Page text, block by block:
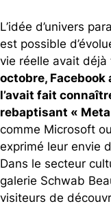
L’idée d’univers
est possible
vie réelle avait déjà
octobre,
l’avait fait
rebaptisant «
comme Microsoft
exprimé leur envie
Dans le secteur
galerie Schwab
visiteurs de